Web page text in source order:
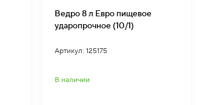
Ведро 8 л Евро пищевое
ударопрочное (10/1)
Артикул: 125175
В наличии